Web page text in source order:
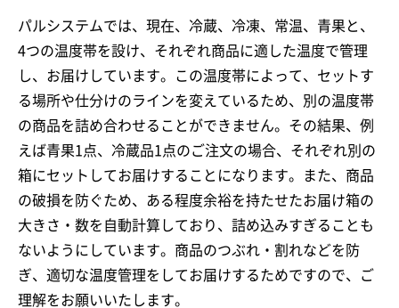
パルシステムでは、現在、冷蔵、冷凍、常温、青果と、
4つの温度帯を設け、それぞれ商品に適した温度で管理
し、お届けしています。この温度帯によって、セットす
る場所や仕分けのラインを変えているため、別の温度帯
の商品を詰め合わせることができません。その結果、例
えば青果1点、冷蔵品1点のご注文の場合、それぞれ別の
箱にセットしてお届けすることになります。また、商品
の破損を防ぐため、ある程度余裕を持たせたお届け箱の
大きさ・数を自動計算しており、詰め込みすぎることも
ないようにしています。商品のつぶれ・割れなどを防
ぎ、適切な温度管理をしてお届けするためですので、ご
理解をお願いいたします。